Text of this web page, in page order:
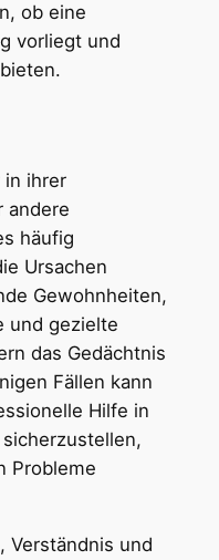
ob eine
vorliegt und
in ihrer
andere
häufig
Ursachen
Gewohnheiten,
und gezielte
das Gedächtnis
Fällen kann
Hilfe in
Probleme
Verständnis und